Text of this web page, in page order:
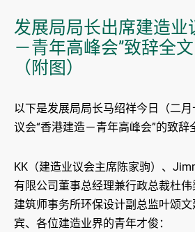
发展局局长出席建造业
－青年高峰会”致辞全
（附图）
以下是发展局局长马绍祥今日（二
议会“香港建造－青年高峰会”的致辞
KK（建造业议会主席陈家驹）、
有限公司董事总经理兼行政总裁杜
建筑师事务所环保设计副总监叶颂
宾、各位建造业界的青年才俊：